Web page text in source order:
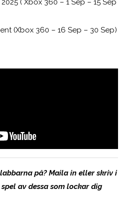
( Xbox 360 – 1 Sep – 15 Sep
(Xbox 360 – 16 Sep – 30 Sep)
på? Maila in eller skriv i
av dessa som lockar dig